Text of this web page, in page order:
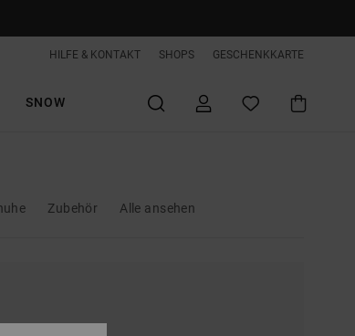
HILFE & KONTAKT SHOPS GESCHENKKARTE
SNOW
Zubehör Alle ansehen